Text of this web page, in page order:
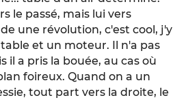
le passé, mais lui vers
une révolution, c'est cool, j'y
et un moteur. Il n'a pas
il a pris la bouée, au cas où
foireux. Quand on a un
tout part vers la droite, le